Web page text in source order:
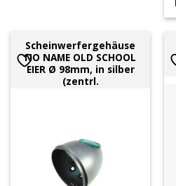
Scheinwerfergehäuse
NO NAME OLD SCHOOL
EIER Ø 98mm, in silber
(zentrl.